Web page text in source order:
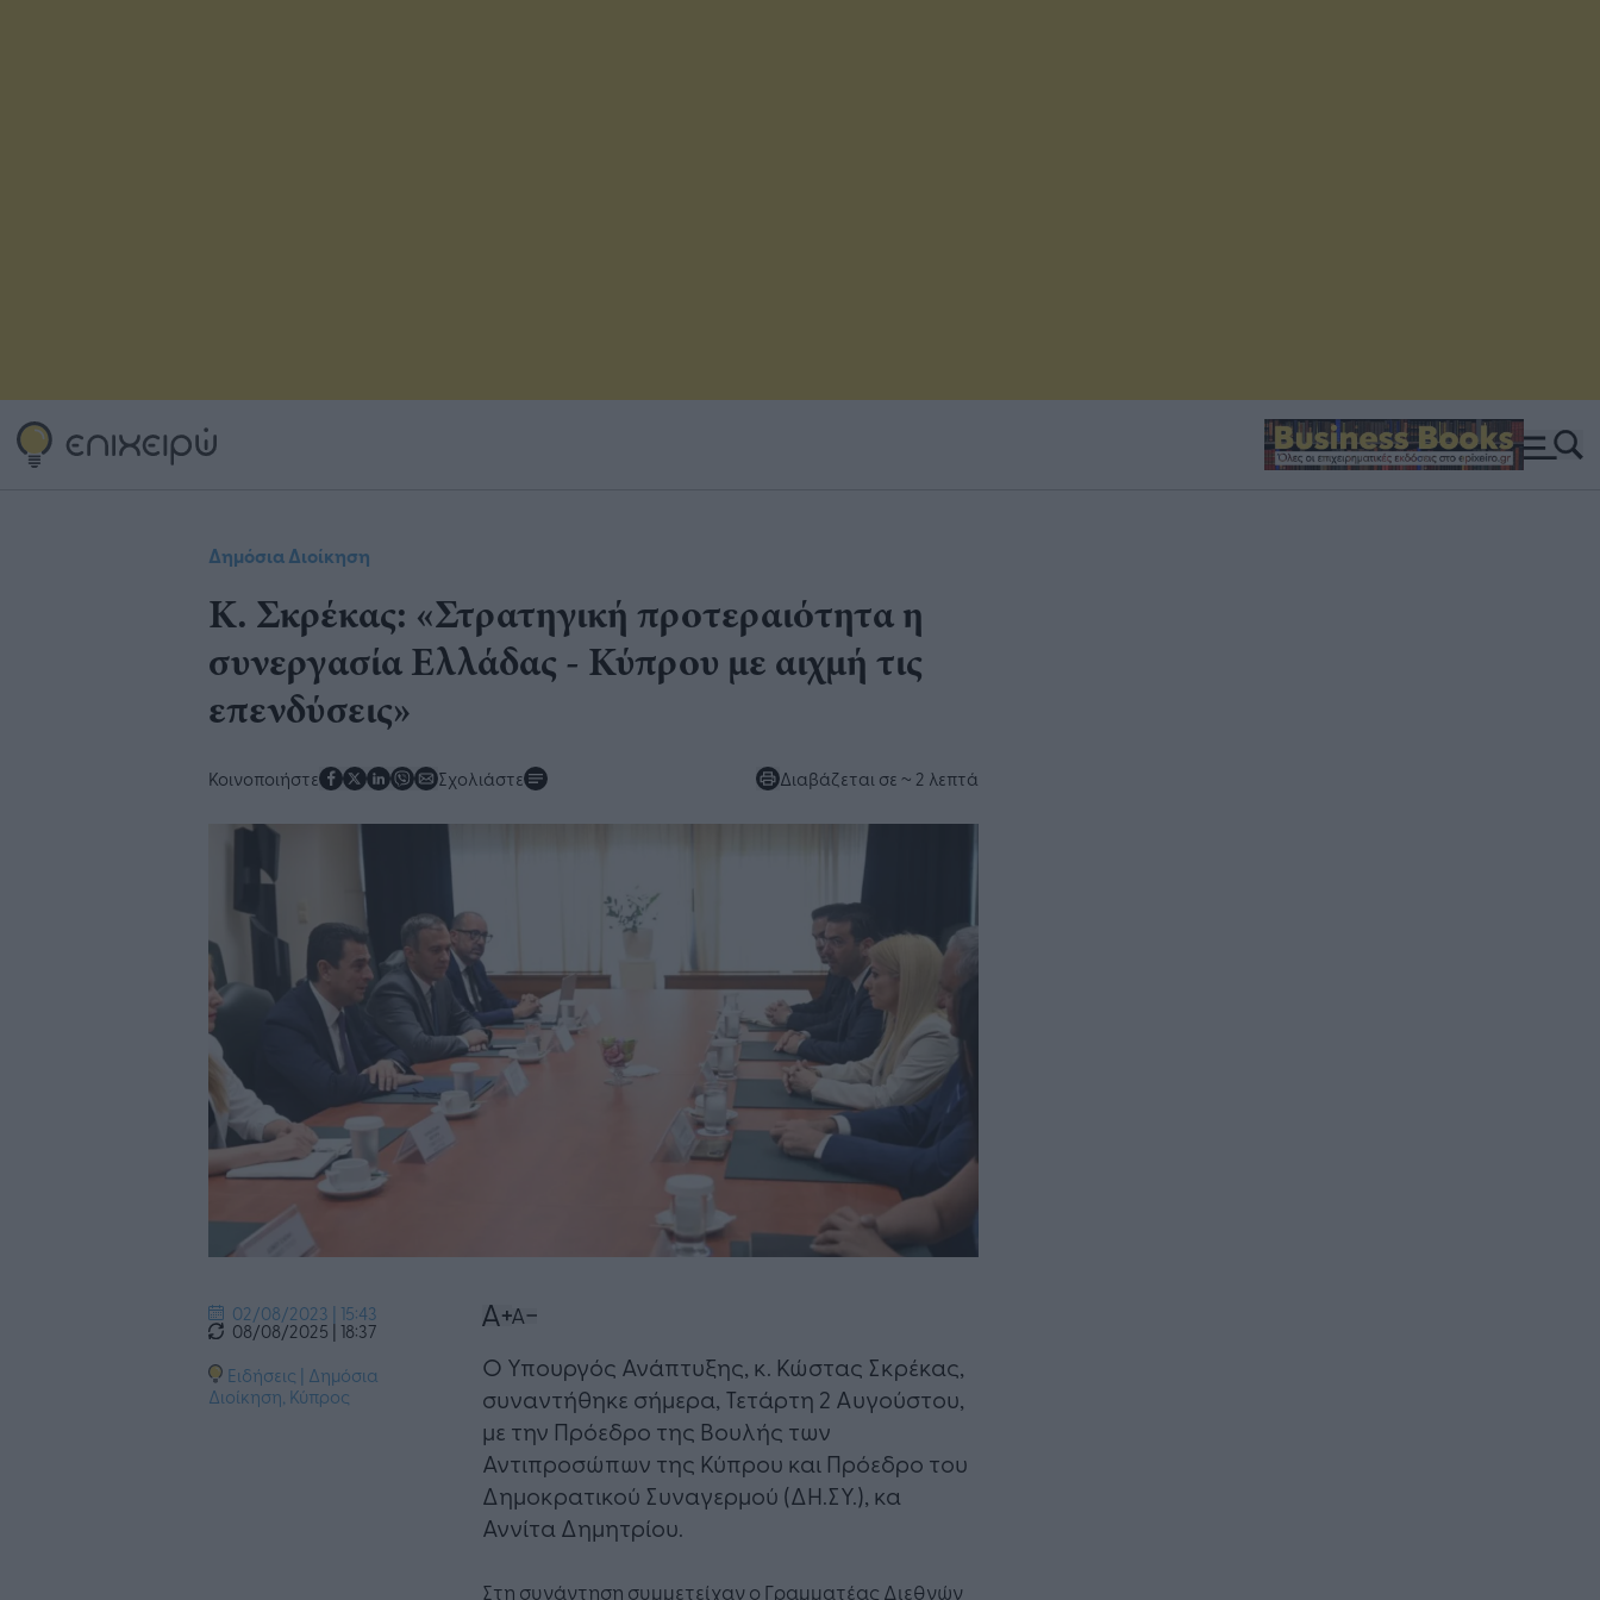
Δημόσια Διοίκηση
Κ. Σκρέκας: «Στρατηγική προτεραιότητα η
συνεργασία Ελλάδας - Κύπρου με αιχμή τις
επενδύσεις»
Κοινοποιήστε Σχολιάστε Διαβάζεται σε ~ 2 λεπτά
02/08/2023 | 15:43
08/08/2025 | 18:37
Ειδήσεις | Δημόσια
Διοίκηση, Κύπρος
Ο Υπουργός Ανάπτυξης, κ. Κώστας Σκρέκας,
συναντήθηκε σήμερα, Τετάρτη 2 Αυγούστου,
με την Πρόεδρο της Βουλής των
Αντιπροσώπων της Κύπρου και Πρόεδρο του
Δημοκρατικού Συναγερμού (ΔΗ.ΣΥ.), κα
Αννίτα Δημητρίου.
Στη συνάντηση συμμετείχαν ο Γραμματέας Διεθνών